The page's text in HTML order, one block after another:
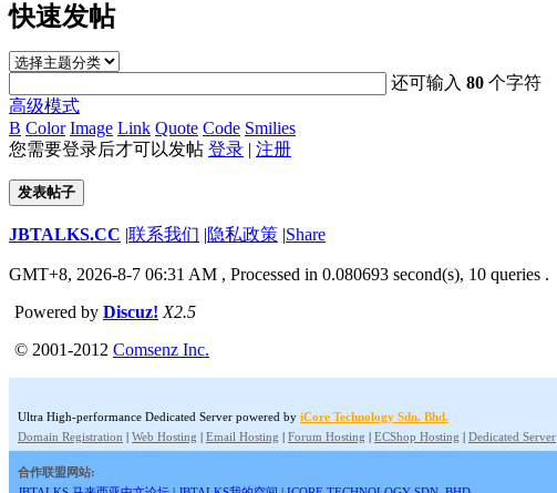
快速发帖
还可输入80 个字符
高级模式
B Color Image Link Quote Code Smilies
您需要登录后才可以发帖 登录 | 注册
发表帖子
JBTALKS.CC |联系我们 |隐私政策 |Share
GMT+8, 2026-8-7 06:31 AM , Processed in 0.080693 second(s), 10 queries .
Powered by Discuz! X2.5
© 2001-2012 Comsenz Inc.
Ultra High-performance Dedicated Server powered by iCore Technology Sdn. Bhd.
Domain Registration | Web Hosting | Email Hosting | Forum Hosting | ECShop Hosting | Dedicated Server
合作联盟网站: